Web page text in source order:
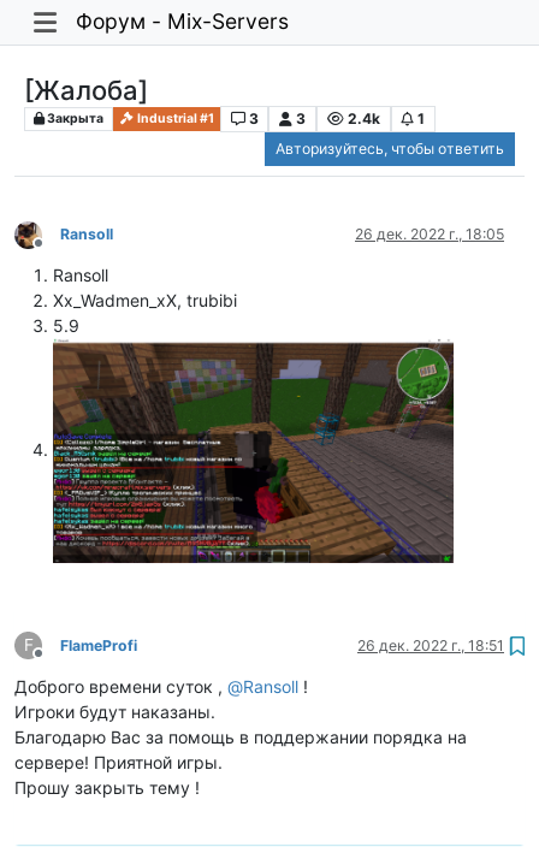
Форум - Mix-Servers
[Жалоба]
Закрыта Industrial #1 3 3 2.4k
1
Авторизуйтесь, чтобы ответить
Не в сети
Ransoll 26 дек. 2022 г., 18:05
Ransoll
Xx_Wadmen_xX, trubibi
5.9
F
Не в сети
FlameProfi 26 дек. 2022 г., 18:51
Доброго времени суток , @Ransoll !
Игроки будут наказаны.
Благодарю Вас за помощь в поддержании порядка на
сервере! Приятной игры.
Прошу закрыть тему !